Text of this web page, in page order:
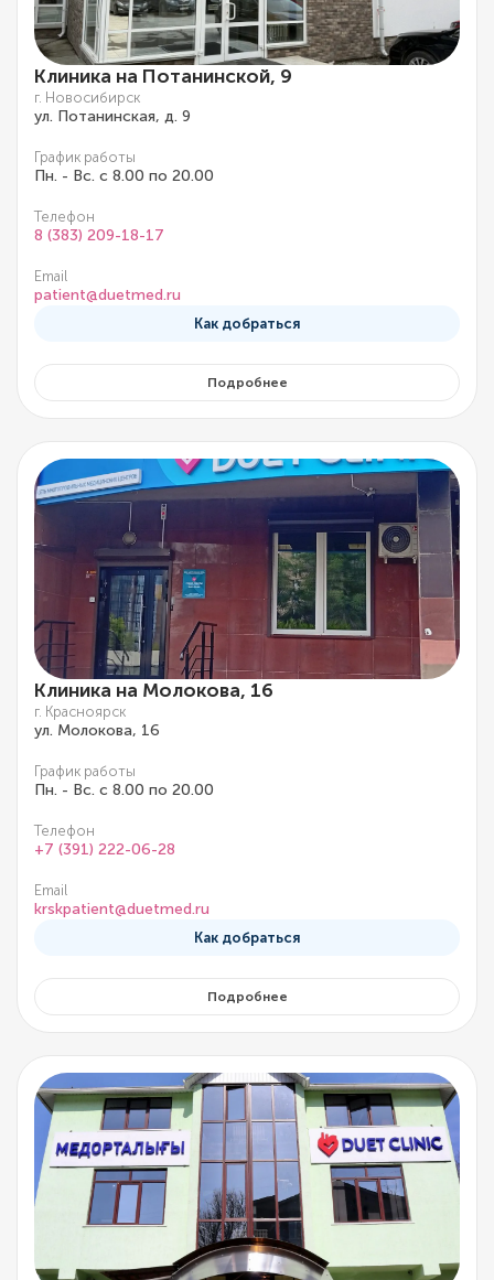
Клиника на Потанинской, 9
г. Новосибирск
ул. Потанинская, д. 9
График работы
Пн. - Вс. с 8.00 по 20.00
Телефон
8 (383) 209-18-17
Email
patient@duetmed.ru
Как добраться
Подробнее
Клиника на Молокова, 16
г. Красноярск
ул. Молокова, 16
График работы
Пн. - Вс. с 8.00 по 20.00
Телефон
+7 (391) 222-06-28
Email
krskpatient@duetmed.ru
Как добраться
Подробнее